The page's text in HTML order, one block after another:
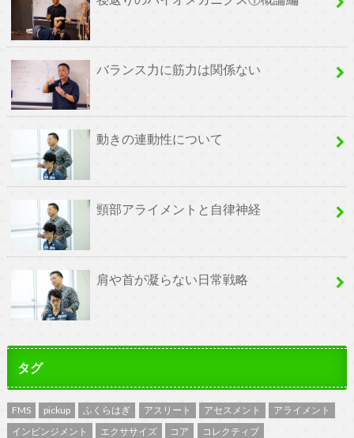
バランス力に筋力は関係ない
動きの連動性について
頸部アライメントと自律神経
肩や首が凝らない日常戦略
タグ
FMS pickup ふくらはぎ アスリート アセスメント
アライメント
インピンジメント
エクササイズ コア
コレクティブ